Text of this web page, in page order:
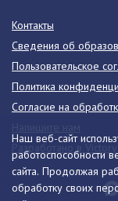
Наш веб-сайт
работоспособности
сайта. Продолжая
обработку своих
Контакты
Сведения об
Пользовательское
Политика
Согласие на
Разработано в Victory